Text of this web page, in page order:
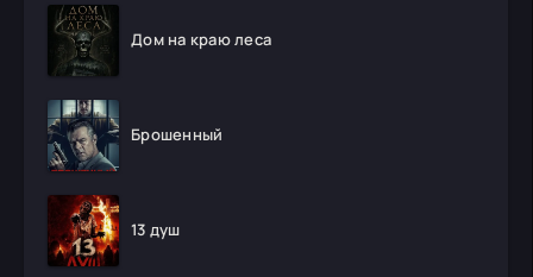
Дом на краю леса
Брошенный
13 душ